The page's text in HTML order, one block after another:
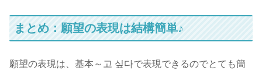
まとめ：願望の表現は結構簡単♪
願望の表現は、基本～고 싶다で表現できるのでとても簡